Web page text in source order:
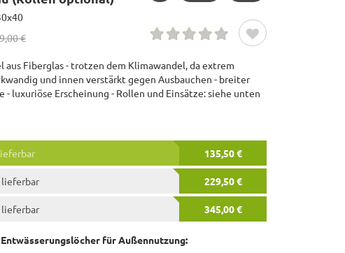
€
Fiberglas - trotzen dem Klimawandel, da extrem
und innen verstärkt gegen Ausbauchen - breiter
- luxuriöse Erscheinung - Rollen und Einsätze: siehe unten
135,50 €
229,50 €
345,00 €
für Außennutzung: